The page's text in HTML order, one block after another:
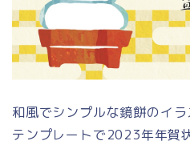
和風でシンプルな鏡餅のイ
テンプレートで2023年年賀